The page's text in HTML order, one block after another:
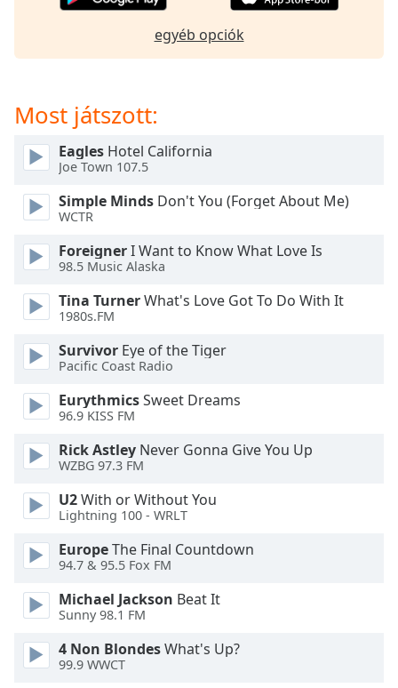
Area
Background
Color
Opacity
Font
Size
Text
Edge
Style
Font
Modal
Dialog
End
dialog
egyéb opciók
Most játszott:
Eagles Hotel California
Joe Town 107.5
Simple Minds Don't You (Forget About Me)
WCTR
ForeignerI Want to Know What Love Is
98.5 Music Alaska
Tina TurnerWhat's Love Got To Do With It
1980s.FM
Survivor Eye of the Tiger
Pacific Coast Radio
EurythmicsSweet Dreams
96.9 KISS FM
Rick Astley Never Gonna Give You Up
WZBG 97.3 FM
U2With or Without You
Lightning 100 - WRLT
EuropeThe Final Countdown
94.7 & 95.5 Fox FM
Michael Jackson Beat It
Sunny 98.1 FM
4 Non BlondesWhat's Up?
99.9 WWCT